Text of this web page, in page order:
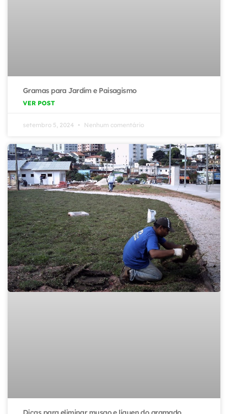
Gramas para Jardim e Paisagismo
VER POST
setembro 5, 2024 Nenhum comentário